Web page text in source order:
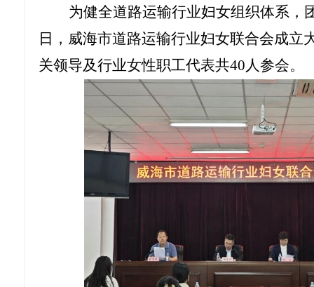
为健全道路运输行业妇女组织体系，
日 ， 威海市道路运输行业妇女联合会成立
关领导及行业女性职工代表共40人参会。